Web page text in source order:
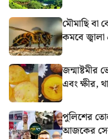
মৌমাছি বা
কমবে জ্বালা
জন্মাষ্টমীর
এবং ক্ষীর,
পুলিশের
আজকের